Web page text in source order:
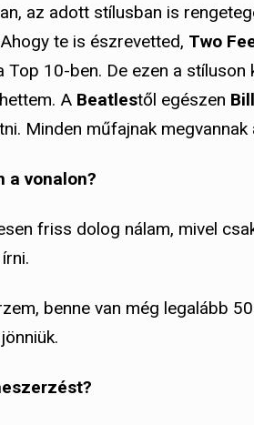
az adott stílusban is
te is észrevetted, Two
Top 10-ben. De ezen a stíluson
A Beatlestől egészen
Minden műfajnak megvannak
a vonalon?
friss dolog nálam, mivel
benne van még legalább